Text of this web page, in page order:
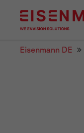
Eisenmann DE